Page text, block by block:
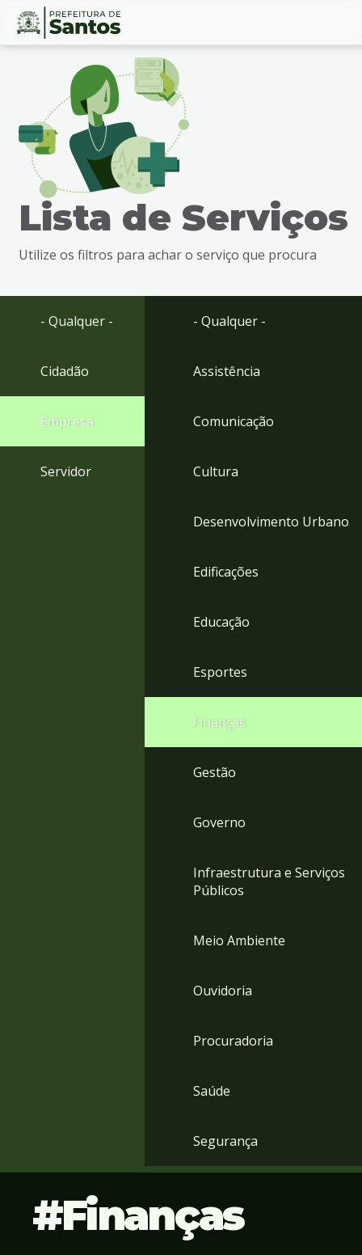
Ir
busca
Ir
Conteúdo
Lista de Serviços
Utilize os filtros para achar o serviço que procura
- Qualquer -
Cidadão
Empresa
Servidor
- Qualquer -
Assistência
Comunicação
Cultura
Desenvolvimento Urbano
Edificações
Educação
Esportes
Finanças
Gestão
Governo
Infraestrutura e Serviços
Públicos
Meio Ambiente
Ouvidoria
Procuradoria
Saúde
Segurança
Finanças